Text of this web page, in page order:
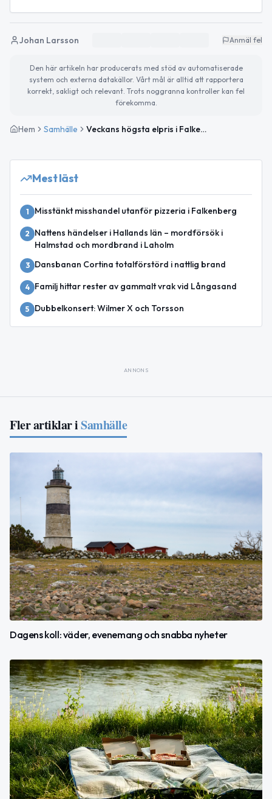
Johan Larsson Anmäl fel
Den här artikeln har producerats med stöd av automatiserade
system och externa datakällor. Vårt mål är alltid att rapportera
korrekt, sakligt och relevant. Trots noggranna kontroller kan fel
förekomma.
Hem Samhälle Veckans högsta elpris i Falkenberg i morgon
Mest läst
1 Misstänkt misshandel utanför pizzeria i Falkenberg
2
Nattens händelser i Hallands län – mordförsök i
Halmstad och mordbrand i Laholm
3 Dansbanan Cortina totalförstörd i nattlig brand
4 Familj hittar rester av gammalt vrak vid Långasand
5 Dubbelkonsert: Wilmer X och Torsson
ANNONS
Fler artiklar iSamhälle
Dagens koll: väder, evenemang och snabba nyheter